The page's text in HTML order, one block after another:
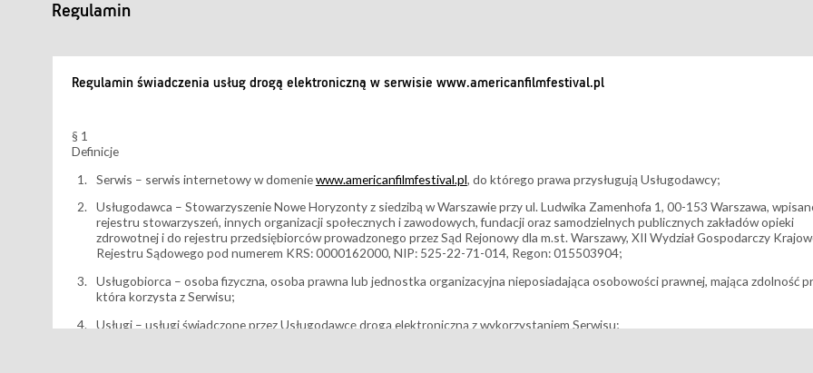
Regulamin
Regulamin świadczenia usług drogą elektroniczną w serwisie www.americanfilmfestival.pl
§ 1
Definicje
Serwis – serwis internetowy w domeniewww.americanfilmfestival.pl, do którego prawa przysługują Usługodawcy;
Usługodawca – Stowarzyszenie Nowe Horyzonty z siedzibą w Warszawie przy ul. Ludwika Zamenhofa 1, 00-153 Warszawa,
rejestru stowarzyszeń, innych organizacji społecznych i zawodowych, fundacji oraz samodzielnych publicznych zakładów opieki
zdrowotnej i do rejestru przedsiębiorców prowadzonego przez Sąd Rejonowy dla m.st. Warszawy, XII Wydział Gospodarczy
Rejestru Sądowego pod numerem KRS: 0000162000, NIP: 525-22-71-014, Regon: 015503904;
Usługobiorca – osoba fizyczna, osoba prawna lub jednostka organizacyjna nieposiadająca osobowości prawnej, mająca zdolność
która korzysta z Serwisu;
Usługi – usługi świadczone przez Usługodawcę drogą elektroniczną z wykorzystaniem Serwisu;